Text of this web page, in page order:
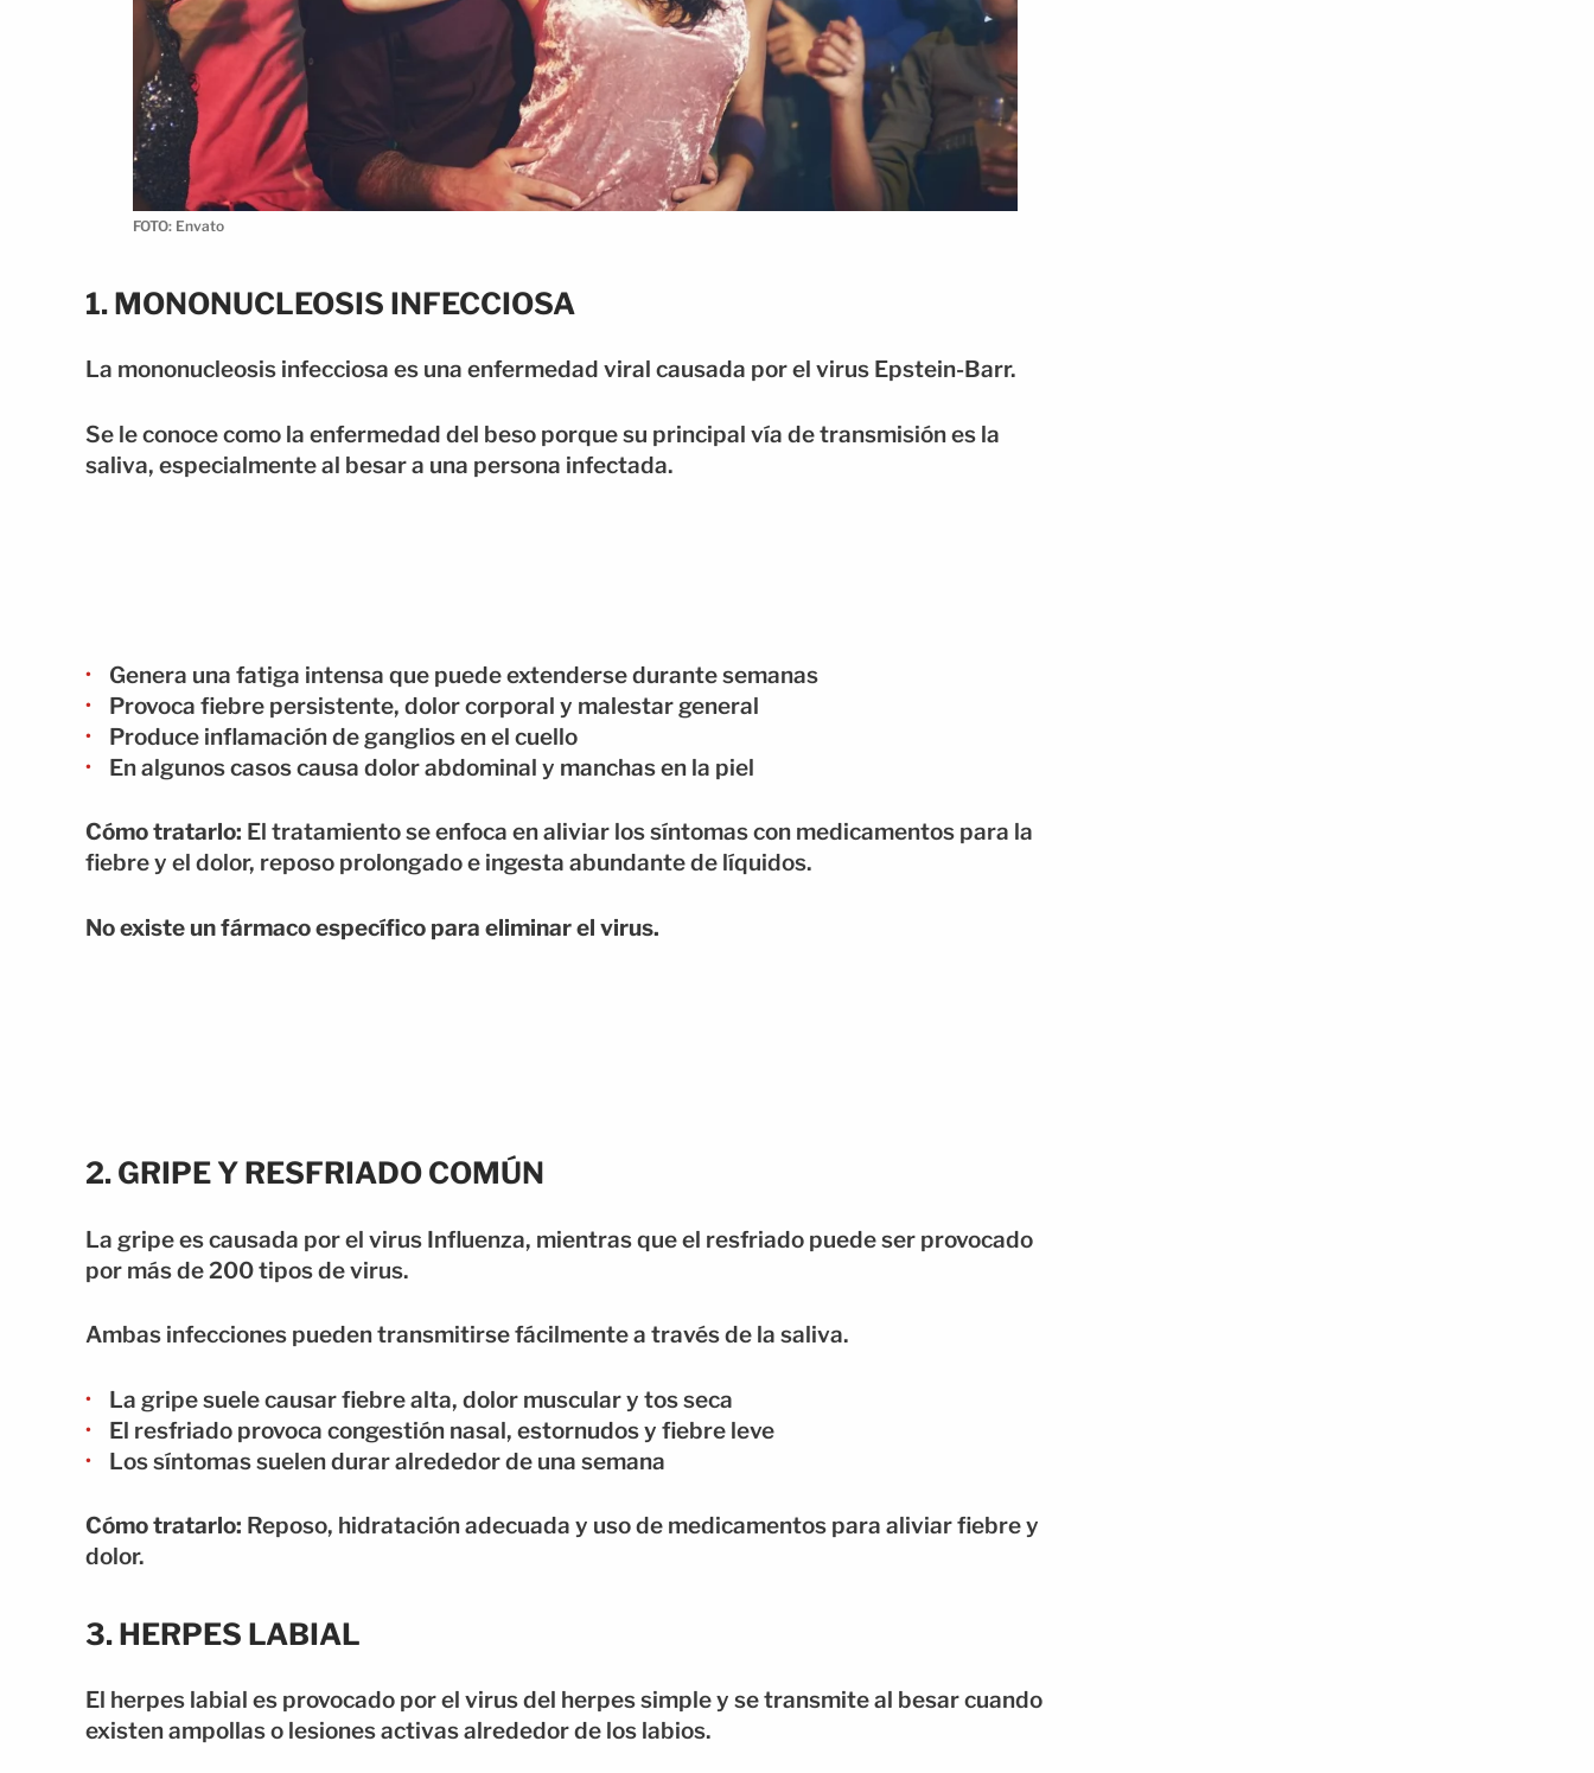
FOTO: Envato
1. MONONUCLEOSIS INFECCIOSA
La mononucleosis infecciosa es una enfermedad viral causada por el virus Epstein-Barr.
Se le conoce como la enfermedad del beso porque su principal vía de transmisión es la
saliva, especialmente al besar a una persona infectada.
Genera una fatiga intensa que puede extenderse durante semanas
Provoca fiebre persistente, dolor corporal y malestar general
Produce inflamación de ganglios en el cuello
En algunos casos causa dolor abdominal y manchas en la piel
Cómo tratarlo: El tratamiento se enfoca en aliviar los síntomas con medicamentos para la
fiebre y el dolor, reposo prolongado e ingesta abundante de líquidos.
No existe un fármaco específico para eliminar el virus.
2. GRIPE Y RESFRIADO COMÚN
La gripe es causada por el virus Influenza, mientras que el resfriado puede ser provocado
por más de 200 tipos de virus.
Ambas infecciones pueden transmitirse fácilmente a través de la saliva.
La gripe suele causar fiebre alta, dolor muscular y tos seca
El resfriado provoca congestión nasal, estornudos y fiebre leve
Los síntomas suelen durar alrededor de una semana
Cómo tratarlo: Reposo, hidratación adecuada y uso de medicamentos para aliviar fiebre y
dolor.
3. HERPES LABIAL
El herpes labial es provocado por el virus del herpes simple y se transmite al besar cuando
existen ampollas o lesiones activas alrededor de los labios.